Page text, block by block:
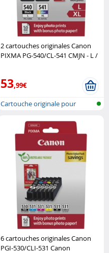
2 cartouches originales Canon
PIXMA PG-540/CL-541 CMJN - L /
53,99€
Cartouche originale pour
6 cartouches originales Canon
PGI-530/CLI-531 Canon